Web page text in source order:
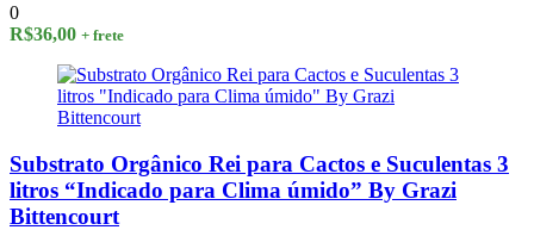
0
R$36,00 + frete
Substrato Orgânico Rei para Cactos e Suculentas 3
litros “Indicado para Clima úmido” By Grazi
Bittencourt